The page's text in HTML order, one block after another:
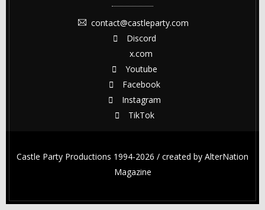
contact@castleparty.com
Discord
x.com
Youtube
Facebook
Instagram
TikTok
Castle Party Productions 1994-2026 / created by AlterNation
Magazine